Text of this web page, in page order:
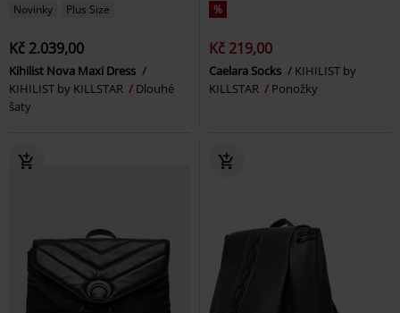
Novinky Plus Size
Kč 2.039,00
Kihilist Nova Maxi Dress
KIHILIST by KILLSTAR
Dlouhé
šaty
%
Kč 219,00
Caelara Socks
KIHILIST by
KILLSTAR
Ponožky